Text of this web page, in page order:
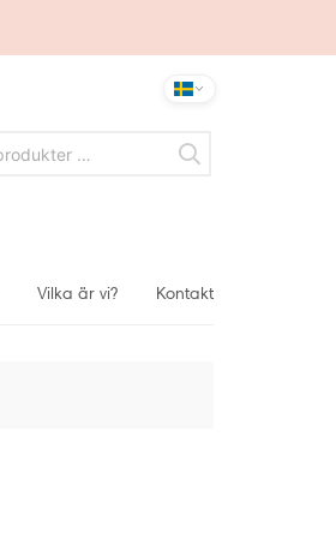
Vilka är vi? Kontakt